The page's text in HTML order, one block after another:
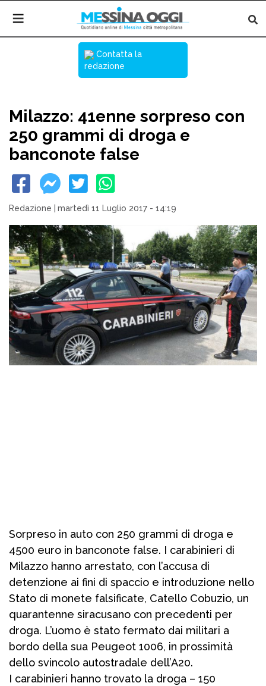
Contatta la
redazione
Milazzo: 41enne sorpreso con
250 grammi di droga e
banconote false
Redazione martedì 11 Luglio 2017 - 14:19
Sorpreso in auto con 250 grammi di droga e
4500 euro in banconote false. I carabinieri di
Milazzo hanno arrestato, con l’accusa di
detenzione ai fini di spaccio e introduzione nello
Stato di monete falsificate, Catello Cobuzio, un
quarantenne siracusano con precedenti per
droga. L’uomo è stato fermato dai militari a
bordo della sua Peugeot 1006, in prossimità
dello svincolo autostradale dell’A20.
I carabinieri hanno trovato la droga – 150